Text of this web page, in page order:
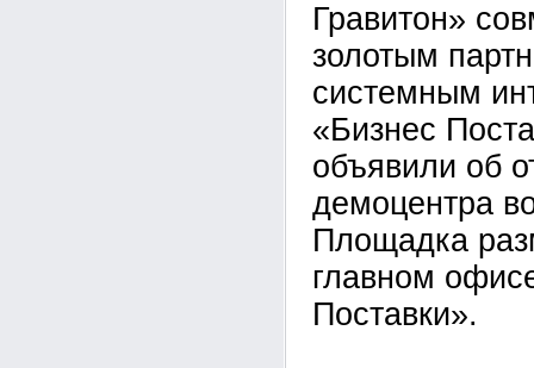
Гравитон»
золотым
системным
«Бизнес
объявили об
демоцентра
Площадка
главном
Поставки».